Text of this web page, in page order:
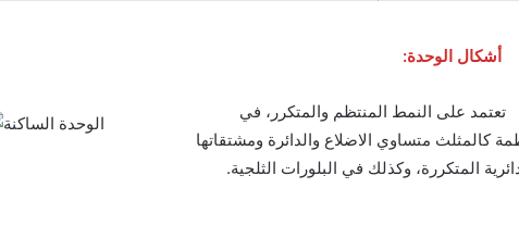
أشكال الوحدة:
تعتمد على النمط المنتظم والمتكرر، في
كالمثلث متساوي الاضلاع والدائرة ومشتقاتها
المتكررة، وكذلك في البلورات الثلجية.